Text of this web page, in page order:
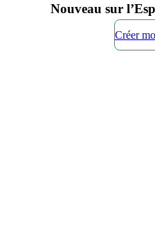
Nouveau sur
Créer